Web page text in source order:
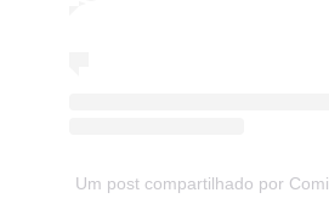
Um post compartilhado por